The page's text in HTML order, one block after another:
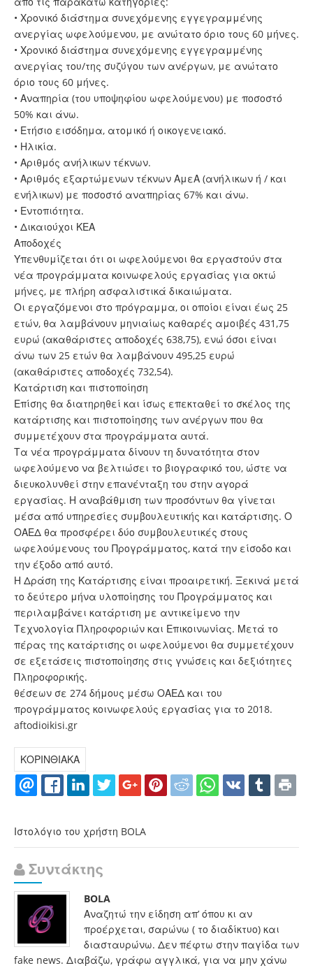
• Χρονικό διάστημα συνεχόμενης εγγεγραμμένης
ανεργίας ωφελούμενου, με ανώτατο όριο τους 60 μήνες.
• Χρονικό διάστημα συνεχόμενης εγγεγραμμένης
ανεργίας του/της συζύγου των ανέργων, με ανώτατο
όριο τους 60 μήνες.
• Αναπηρία (του υποψηφίου ωφελούμενου) με ποσοστό
50% και άνω.
• Ετήσιο εισόδημα, ατομικό ή οικογενειακό.
• Ηλικία.
• Αριθμός ανήλικων τέκνων.
• Αριθμός εξαρτώμενων τέκνων ΑμεΑ (ανήλικων ή / και
ενήλικων) με ποσοστό αναπηρίας 67% και άνω.
• Εντοπιότητα.
• Δικαιούχοι ΚΕΑ
Αποδοχές
Υπενθυμίζεται ότι οι ωφελούμενοι θα εργαστούν στα
νέα προγράμματα κοινωφελούς εργασίας για οκτώ
μήνες, με πλήρη ασφαλιστικά δικαιώματα.
Οι εργαζόμενοι στο πρόγραμμα, οι οποίοι είναι έως 25
ετών, θα λαμβάνουν μηνιαίως καθαρές αμοιβές 431,75
ευρώ (ακαθάριστες αποδοχές 638,75), ενώ όσοι είναι
άνω των 25 ετών θα λαμβάνουν 495,25 ευρώ
(ακαθάριστες αποδοχές 732,54).
Κατάρτιση και πιστοποίηση
Επίσης θα διατηρηθεί και ίσως επεκταθεί το σκέλος της
κατάρτισης και πιστοποίησης των ανέργων που θα
συμμετέχουν στα προγράμματα αυτά.
Τα νέα προγράμματα δίνουν τη δυνατότητα στον
ωφελούμενο να βελτιώσει το βιογραφικό του, ώστε να
διευκολυνθεί στην επανένταξη του στην αγορά
εργασίας. Η αναβάθμιση των προσόντων θα γίνεται
μέσα από υπηρεσίες συμβουλευτικής και κατάρτισης. Ο
ΟΑΕΔ θα προσφέρει δύο συμβουλευτικές στους
ωφελούμενους του Προγράμματος, κατά την είσοδο και
την έξοδο από αυτό.
Η Δράση της Κατάρτισης είναι προαιρετική. Ξεκινά μετά
το δεύτερο μήνα υλοποίησης του Προγράμματος και
περιλαμβάνει κατάρτιση με αντικείμενο την
Τεχνολογία Πληροφοριών και Επικοινωνίας. Μετά το
πέρας της κατάρτισης οι ωφελούμενοι θα συμμετέχουν
σε εξετάσεις πιστοποίησης στις γνώσεις και δεξιότητες
Πληροφορικής.
θέσεων σε 274 δήμους μέσω ΟΑΕΔ και του
προγράμματος κοινωφελούς εργασίας για το 2018.
aftodioikisi.gr
ΚΟΡΙΝΘΙΑΚΑ
Ιστολόγιο του χρήστη BOLA
Συντάκτης
BOLA
Αναζητώ την είδηση απ’ όπου κι αν
προέρχεται, σαρώνω ( το διαδίκτυο) και
διασταυρώνω. Δεν πέφτω στην παγίδα των
fake news. Διαβάζω, γράφω αγγλικά, για να μην χάνω